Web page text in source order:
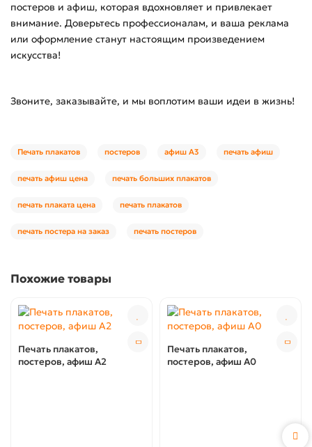
постеров и афиш, которая вдохновляет и привлекает
внимание. Доверьтесь профессионалам, и ваша реклама
или оформление станут настоящим произведением
искусства!
Звоните, заказывайте, и мы воплотим ваши идеи в жизнь!
Печать плакатов постеров афиш А3 печать афиш
печать афиш цена печать больших плакатов
печать плаката цена печать плакатов
печать постера на заказ печать постеров
Похожие товары
Печать плакатов,
постеров, афиш А2
Печать плакатов,
постеров, афиш А0